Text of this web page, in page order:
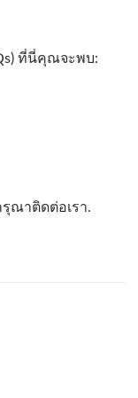
ที่นี่คุณจะพบ:
ณาติดต่อเรา.